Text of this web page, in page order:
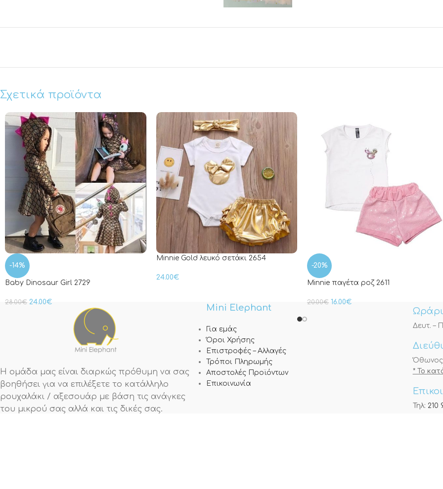
Σχετικά προϊόντα
-14%
Baby Dinosaur Girl 2729
28.00€ 24.00€
Minnie Gold λευκό σετάκι 2654
24.00€
-20%
Minnie παγέτα ροζ 2611
20.00€ 16.00€
Η ομάδα μας είναι διαρκώς πρόθυμη να σας
βοηθήσει για να επιλέξετε το κατάλληλο
ρουχαλάκι / αξεσουάρ με βάση τις ανάγκες
του μικρού σας αλλά και τις δικές σας.
Mini Elephant
Για εμάς
Όροι Χρήσης
Επιστροφές – Αλλαγές
Τρόποι Πληρωμής
Αποστολές Προϊόντων
Επικοινωνία
Δευτ. –
Όθωνος
* Το
Τηλ: 210